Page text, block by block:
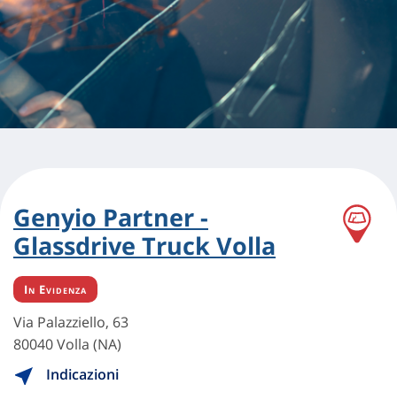
Genyio Partner -
Glassdrive Truck Volla
In Evidenza
Via Palazziello, 63
80040 Volla (NA)
Indicazioni